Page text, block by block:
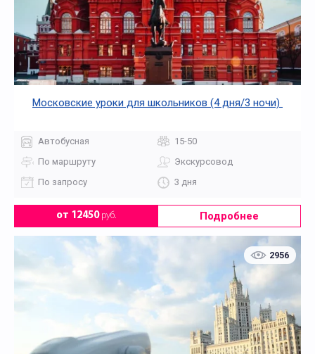
Московские уроки для школьников (4 дня/3 ночи)
Автобусная
15-50
По маршруту
Экскурсовод
По запросу
3 дня
от 12450руб. Подробнее
2956